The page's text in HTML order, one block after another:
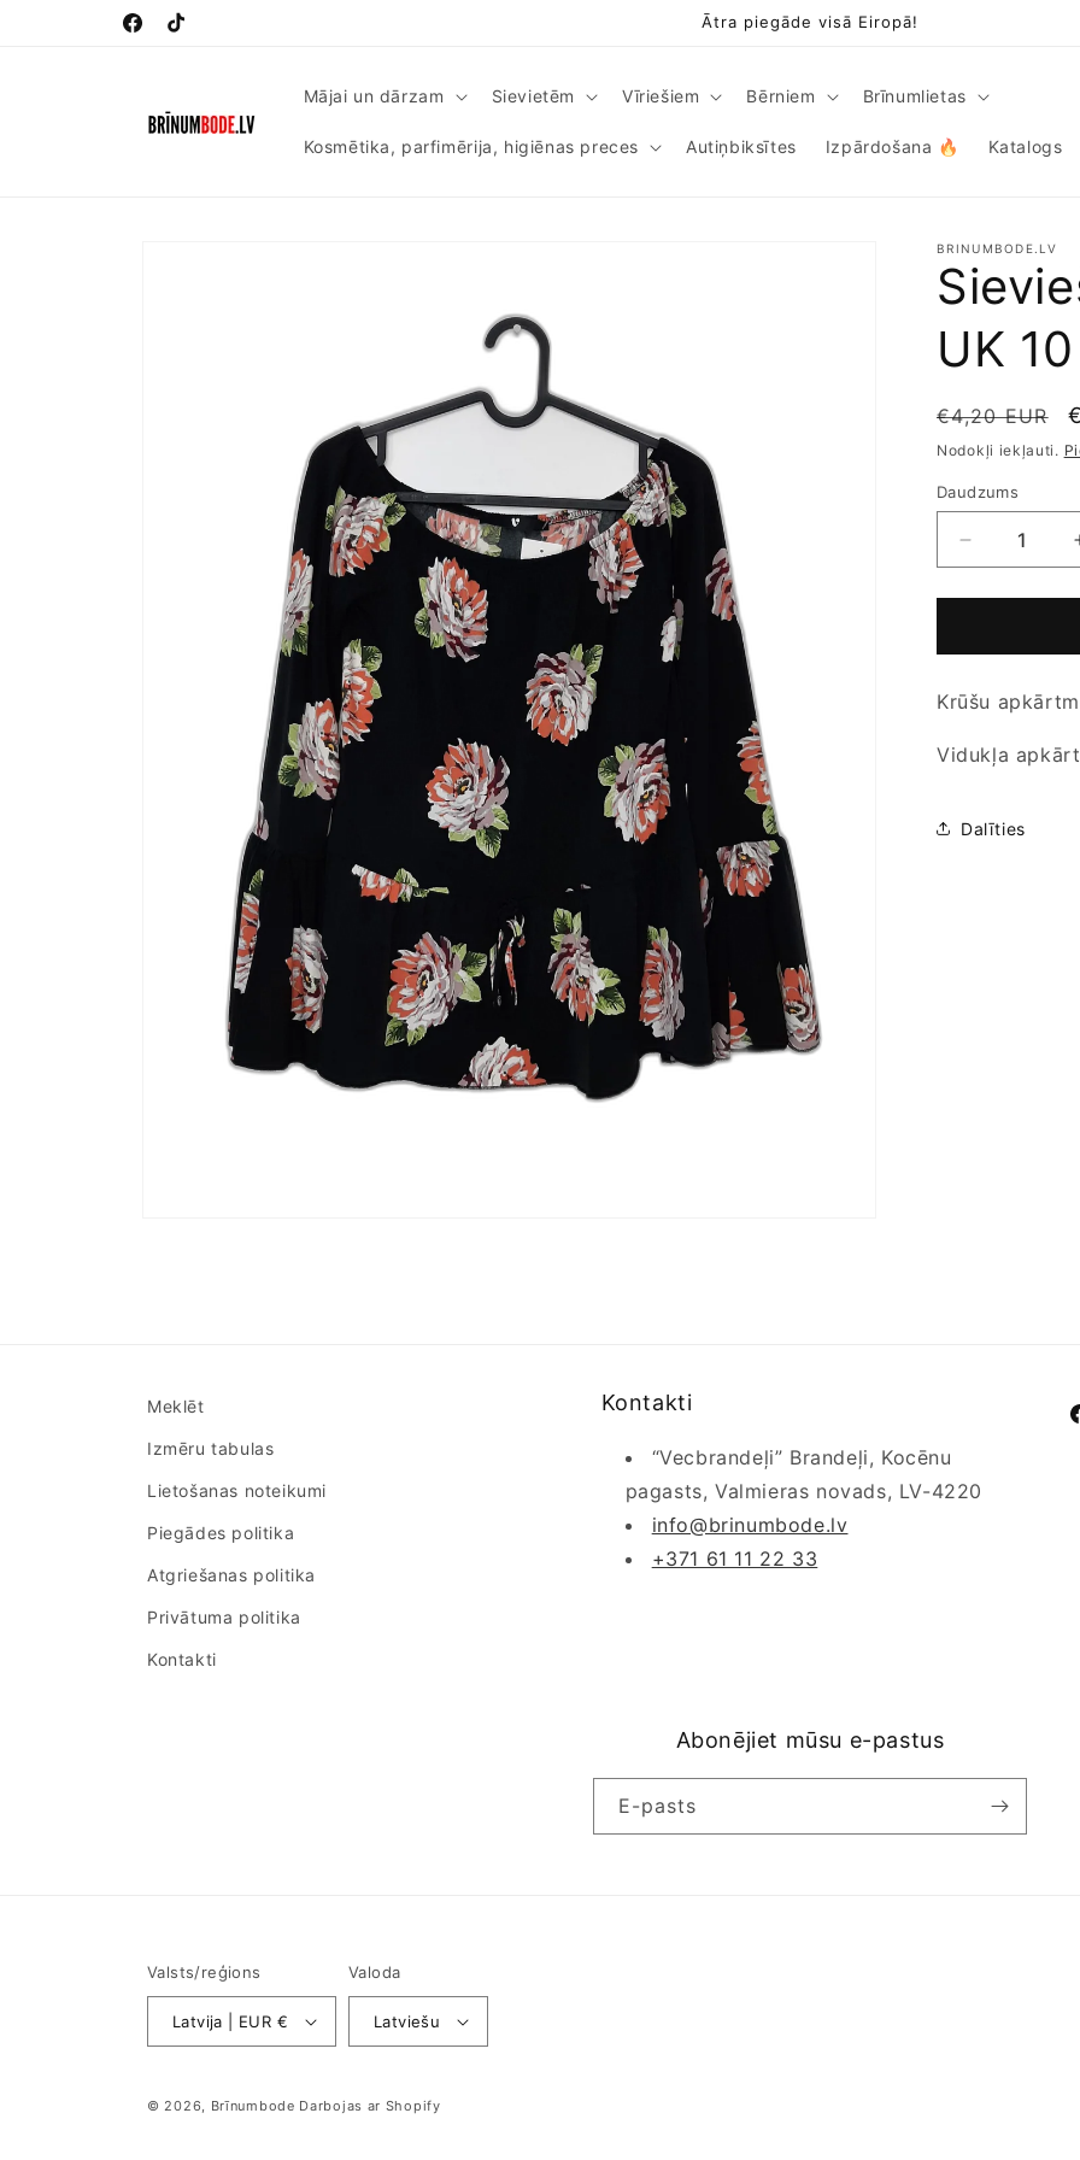
Facebook
TikTok
Ātra piegāde visā Eiropā!
Mājai un dārzam Sievietēm Vīriešiem Bērniem Brīnumlietas
Kosmētika, parfimērija, higiēnas preces Autiņbiksītes Izpārdošana 🔥 Katalogs
BRINUMBODE.LV
UK 10
Parastā
cena
€4,20 EUR
Nodokļi iekļauti.
Daudzums
Samazināt
daudzumu
produktam
blūze
Very
UK
Krūšu
Vidukļa
Dalīties
Meklēt
Izmēru tabulas
Lietošanas noteikumi
Piegādes politika
Atgriešanas politika
Privātuma politika
Kontakti
Kontakti
“Vecbrandeļi” Brandeļi, Kocēnu
pagasts, Valmieras novads, LV-4220
info@brinumbode.lv
+371 61 11 22 33
Abonējiet mūsu e-pastus
E-pasts
Valsts/reģions
Latvija | EUR €
Valoda
Latviešu
© 2026, Brīnumbode Darbojas ar Shopify